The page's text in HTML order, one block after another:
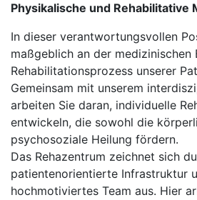
Physikalische und Rehabilitative
In dieser verantwortungsvollen
maßgeblich an der medizinischen
Rehabilitationsprozess unserer
Gemeinsam mit unserem
arbeiten Sie daran, individuelle
entwickeln, die sowohl die
psychosoziale Heilung fördern.
Das Rehazentrum zeichnet sich
patientenorientierte Infrastruktur
hochmotiviertes Team aus. Hier